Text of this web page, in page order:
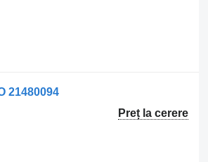
21480094
Preț la cerere